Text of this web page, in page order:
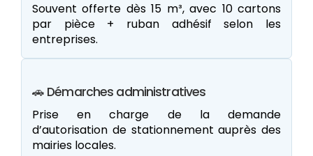
Souvent offerte dès 15 m³, avec 10 cartons
par pièce + ruban adhésif selon les
entreprises.
🚗 Démarches administratives
Prise en charge de la demande
d’autorisation de stationnement auprès des
mairies locales.